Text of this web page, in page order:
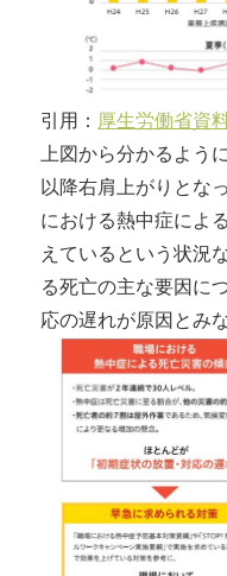
引用： 厚生労働省資
上図から分かるよう
以降右肩上がりとな
における熱中症によ
えているという状況
る死亡の主な要因に
応の遅れが原因とみ